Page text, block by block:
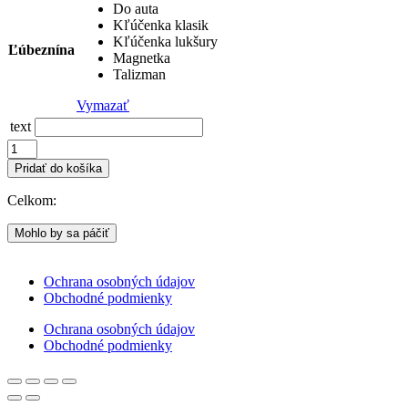
Ľúbeznína
Do auta
Kľúčenka klasik
Kľúčenka lukšury
Magnetka
Talizman
Vymazať
text
množstvo
❤️Pridať do košíka
Celkom:
Mohlo by sa páčiť
Ochrana osobných údajov
Obchodné podmienky
Ochrana osobných údajov
Obchodné podmienky